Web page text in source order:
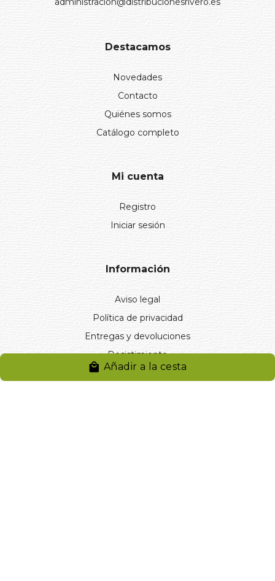
Añadir a la cesta
Destacamos
Novedades
Contacto
Quiénes somos
Catálogo completo
Mi cuenta
Registro
Iniciar sesión
Información
Aviso legal
Política de privacidad
Entregas y devoluciones
Desistimiento
Desistimiento de compra